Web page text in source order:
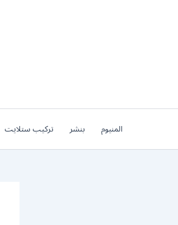
المنيوم بنشر تركيب ستلايت